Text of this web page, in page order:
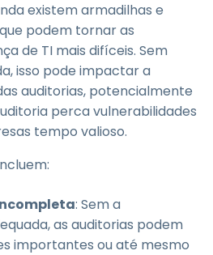
existem armadilhas e
podem tornar as
de TI mais difíceis. Sem
isso pode impactar a
auditorias, potencialmente
perca vulnerabilidades
tempo valioso.
: Sem a
as auditorias podem
importantes ou até mesmo